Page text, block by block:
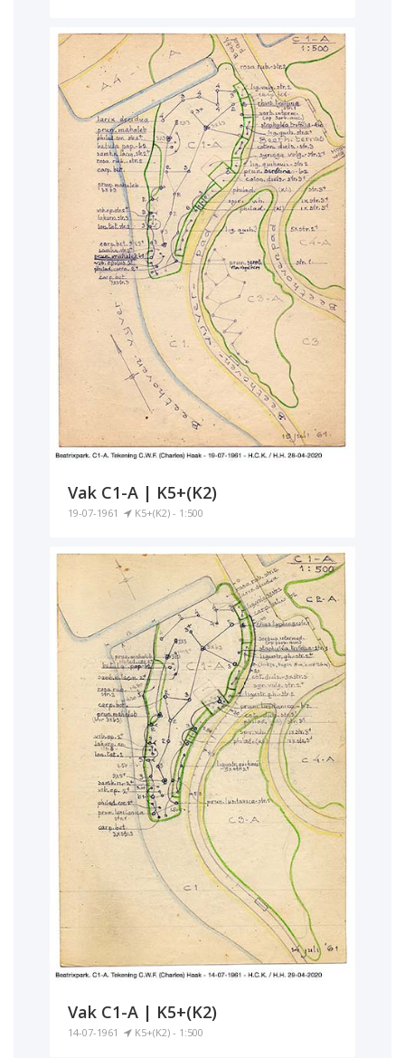
Vak C1-A | K5+(K2)
19-07-1961 K5+(K2) - 1:500
Vak C1-A | K5+(K2)
14-07-1961 K5+(K2) - 1:500